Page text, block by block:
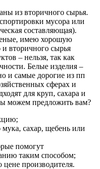
из вторичного сырья.
мусора или
составляющая).
имею хорошую
вторичного сырья
– нельзя, так как
Белые изделия –
и самые дорогие из пп
сферах и
для круп, сахара и
можем предложить вам?
сахар, щебень или
помогут
таким способом;
производителя.